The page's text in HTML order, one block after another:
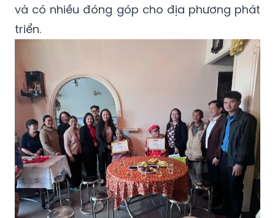
và có nhiều đóng góp cho địa phương phát
triển.